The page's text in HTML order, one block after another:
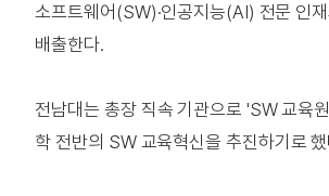
소프트웨어(SW)·인공지능(AI) 전문 인
배출한다.
전남대는 총장 직속 기관으로 'SW 교육
학 전반의 SW 교육혁신을 추진하기로